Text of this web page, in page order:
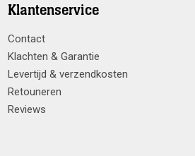
Klantenservice
Contact
Klachten & Garantie
Levertijd & verzendkosten
Retouneren
Reviews